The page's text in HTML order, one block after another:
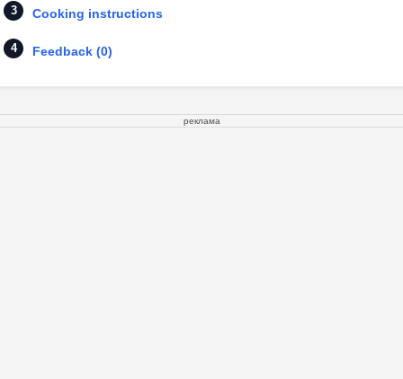
Cooking instructions
Feedback (0)
реклама